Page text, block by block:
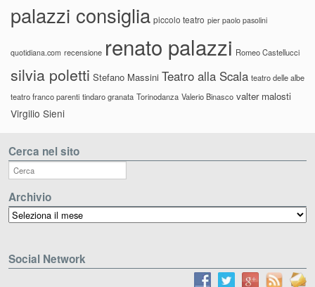
palazzi consiglia piccolo teatro pier paolo pasolini
quotidiana.com recensione renato palazzi Romeo Castellucci
silvia poletti Stefano Massini Teatro alla Scala teatro delle albe
teatro franco parenti tindaro granata Torinodanza Valerio Binasco valter malosti
Virgilio Sieni
Cerca nel sito
Archivio
Archivio
Social Network